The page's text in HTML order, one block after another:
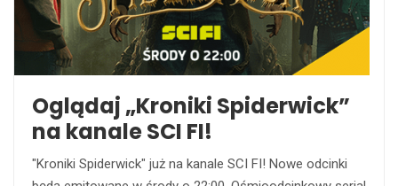
Oglądaj „Kroniki Spiderwick”
na kanale SCI FI!
"Kroniki Spiderwick" już na kanale SCI FI! Nowe odcinki